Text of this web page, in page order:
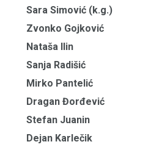
Sara Simović (k.g.)
Zvonko Gojković
Nataša Ilin
Sanja Radišić
Mirko Pantelić
Dragan Đorđević
Stefan Juanin
Dejan Karlečik